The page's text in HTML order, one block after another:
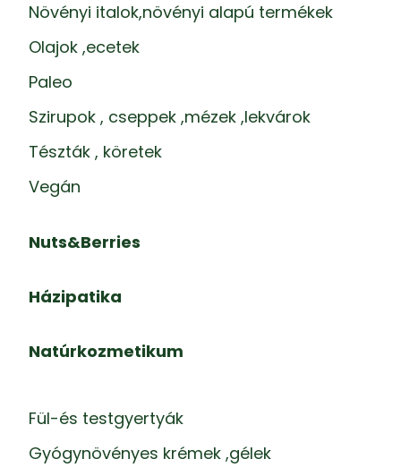
Növényi italok,növényi alapú termékek
Olajok ,ecetek
Paleo
Szirupok , cseppek ,mézek ,lekvárok
Tészták , köretek
Vegán
Nuts&Berries
Házipatika
Natúrkozmetikum
Fül-és testgyertyák
Gyógynövényes krémek ,gélek